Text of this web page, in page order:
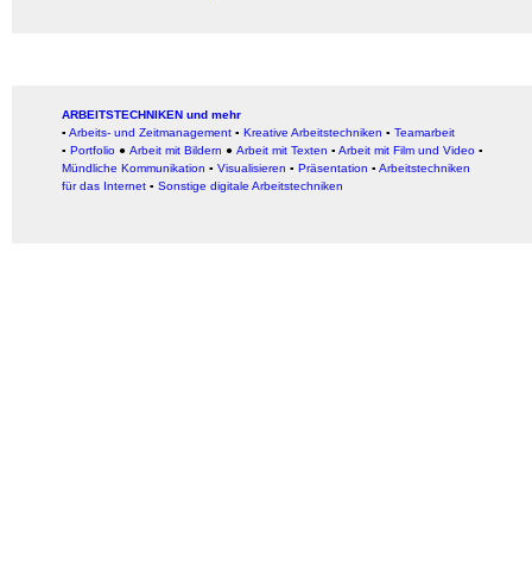
ARBEITSTECHNIKEN und mehr
▪ Arbeits- und Zeitmanagement ▪ Kreative Arbeitstechniken ▪ Teamarbeit
▪ Portfolio ● Arbeit mit Bildern ● Arbeit mit Texten ▪ Arbeit mit Film und Video ▪
Mündliche Kommunikation ▪ Visualisieren ▪ Präsentation ▪ Arbeitstechniken
für das Internet ▪ Sonstige digitale Arbeitstechniken